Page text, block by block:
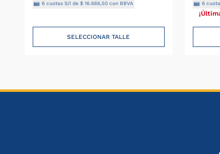
6 cuotas S/I de$ 16.666,50 con BBVA
SELECCIONAR TALLE
6